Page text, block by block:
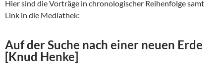
Hier sind die Vorträge in chronologischer Reihenfolge samt
Link in die Mediathek:
Auf der Suche nach einer neuen Erde
[Knud Henke]